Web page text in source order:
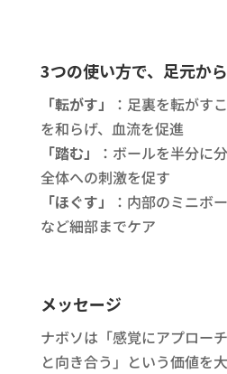
3つの使い方で、足元か
「転がす」
：足裏を転がす
を和らげ、血流を促進
「踏む」
：ボールを半分に
全体への刺激を促す
「ほぐす」
：内部のミニボ
など細部までケア
メッセージ
ナボソは「感覚にアプロー
と向き合う」という価値を